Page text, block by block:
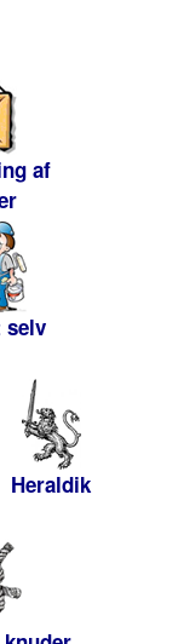
af
selv
Heraldik